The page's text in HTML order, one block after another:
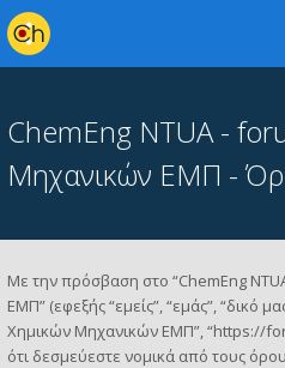
ChemEng NTUA -
Μηχανικών ΕΜΠ -
Με την πρόσβαση στο “ChemEng
ΕΜΠ” (εφεξής “εμείς”, “εμάς”, “δικό
Χημικών Μηχανικών ΕΜΠ”, “https://
ότι δεσμεύεστε νομικά από τους